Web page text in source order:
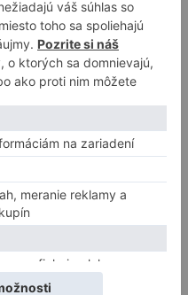
€.2,99€Current price is:
čierne
page